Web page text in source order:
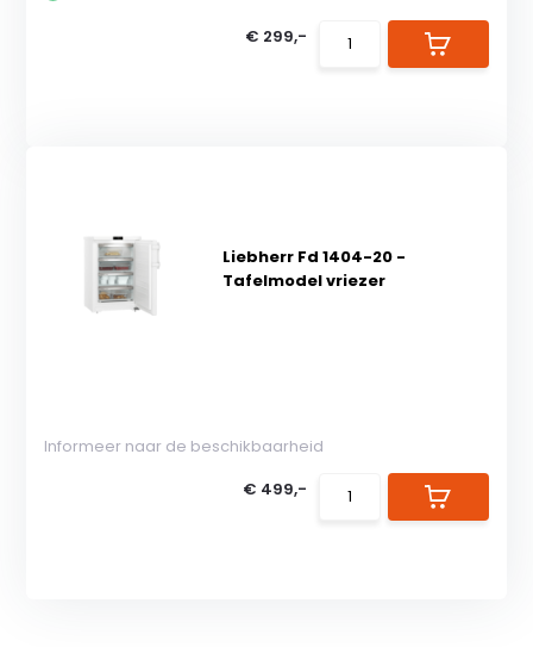
€ 299,-
Liebherr Fd 1404-20 -
Tafelmodel vriezer
Informeer naar de beschikbaarheid
€ 499,-